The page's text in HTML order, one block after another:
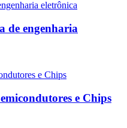
de engenharia
e Chips